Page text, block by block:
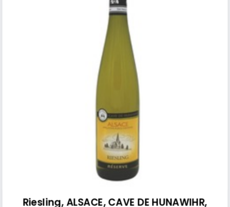
Riesling, ALSACE, CAVE DE HUNAWIHR,